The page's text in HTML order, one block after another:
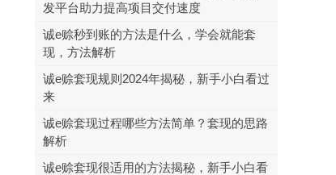
发平台助力提高项目交付速度
诚e赊秒到账的方法是什么，学会就能套
现，方法解析
诚e赊套现规则2024年揭秘，新手小白看过
来
诚e赊套现过程哪些方法简单？套现的思路
解析
诚e赊套现很适用的方法揭秘，新手小白看